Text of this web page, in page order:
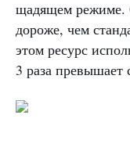
щадящем режиме.
дороже, чем
этом ресурс
3 раза превышает